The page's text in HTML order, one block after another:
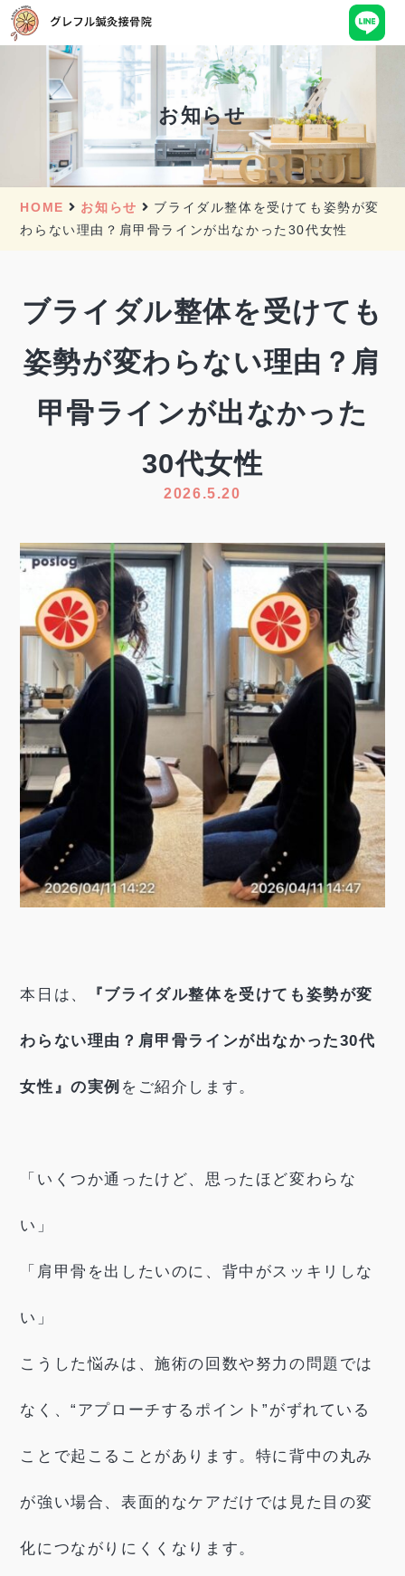
お知らせ
HOME お知らせ
ブライダル整体を受けても姿勢が変
わらない理由？肩甲骨ラインが出なかった30代女性
ブライダル整体を受けても
姿勢が変わらない理由？肩
甲骨ラインが出なかった
30代女性
2026.5.20
本日は、 『ブライダル整体を受けても姿勢が変
わらない理由？肩甲骨ラインが出なかった30代
女性』の実例 をご紹介します。
「いくつか通ったけど、思ったほど変わらな
い」
「肩甲骨を出したいのに、背中がスッキリしな
い」
こうした悩みは、施術の回数や努力の問題では
なく、“アプローチするポイント”がずれている
ことで起こることがあります。特に背中の丸み
が強い場合、表面的なケアだけでは見た目の変
化につながりにくくなります。